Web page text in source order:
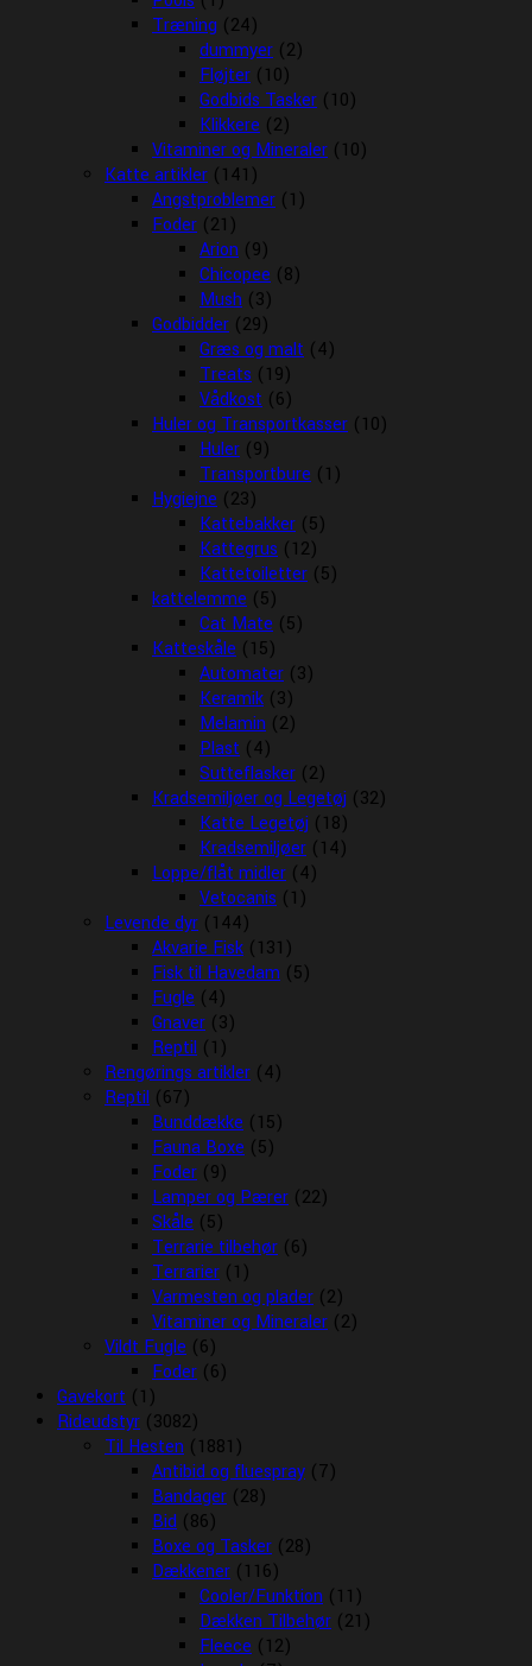
Træning (24)
dummyer (2)
Fløjter (10)
Godbids Tasker (10)
Klikkere (2)
Vitaminer og Mineraler (10)
Katte artikler (141)
Angstproblemer (1)
Foder (21)
Arion (9)
Chicopee (8)
Mush (3)
Godbidder (29)
Græs og malt (4)
Treats (19)
Vådkost (6)
Huler og Transportkasser (10)
Huler (9)
Transportbure (1)
Hygiejne (23)
Kattebakker (5)
Kattegrus (12)
Kattetoiletter (5)
kattelemme (5)
Cat Mate (5)
Katteskåle (15)
Automater (3)
Keramik (3)
Melamin (2)
Plast (4)
Sutteflasker (2)
Kradsemiljøer og Legetøj (32)
Katte Legetøj (18)
Kradsemiljøer (14)
Loppe/flåt midler (4)
Vetocanis (1)
Levende dyr (144)
Akvarie Fisk (131)
Fisk til Havedam (5)
Fugle (4)
Gnaver (3)
Reptil (1)
Rengørings artikler (4)
Reptil (67)
Bunddække (15)
Fauna Boxe (5)
Foder (9)
Lamper og Pærer (22)
Skåle (5)
Terrarie tilbehør (6)
Terrarier (1)
Varmesten og plader (2)
Vitaminer og Mineraler (2)
Vildt Fugle (6)
Foder (6)
Gavekort (1)
Rideudstyr (3082)
Til Hesten (1881)
Antibid og fluespray (7)
Bandager (28)
Bid (86)
Boxe og Tasker (28)
Dækkener (116)
Cooler/Funktion (11)
Dækken Tilbehør (21)
Fleece (12)